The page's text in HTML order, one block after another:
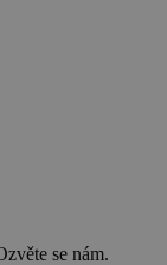
se nám.